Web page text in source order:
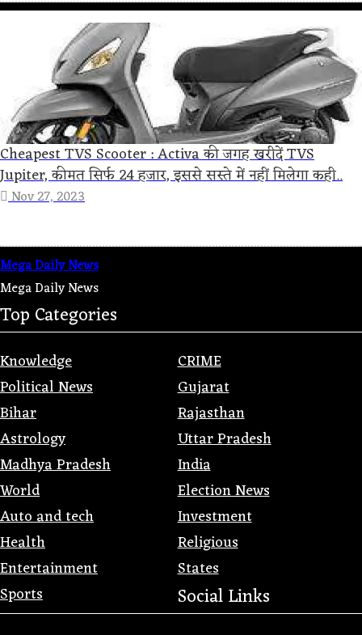
Cheapest TVS Scooter : Activa की जगह खरीदें TVS
Jupiter, कीमत सिर्फ 24 हजार, इससे सस्ते में नहीं मिलेगा कही..
Nov 27, 2023
Mega Daily News
Mega Daily News
Top Categories
Knowledge
CRIME
Political News
Gujarat
Bihar
Rajasthan
Astrology
Uttar Pradesh
Madhya Pradesh
India
World
Election News
Auto and tech
Investment
Health
Religious
Entertainment
States
Sports
Social Links